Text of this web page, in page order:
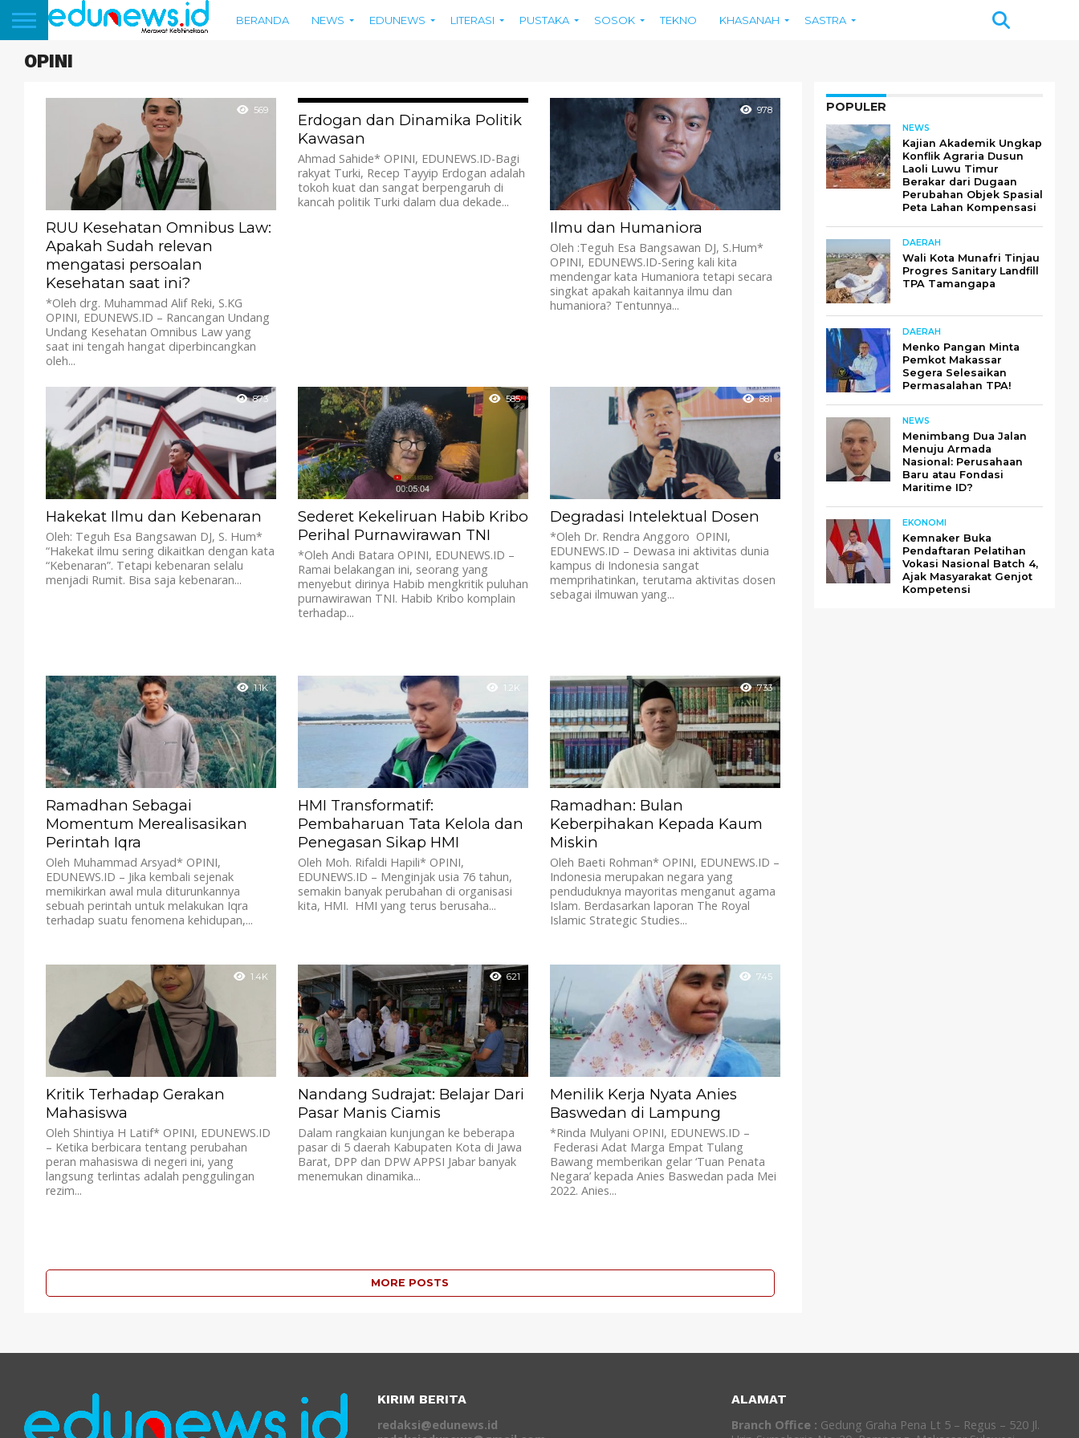
BERANDA NEWS EDUNEWS LITERASI PUSTAKA SOSOK TEKNO KHASANAH SASTRA
OPINI
569
RUU Kesehatan Omnibus Law:
Apakah Sudah relevan
mengatasi persoalan
Kesehatan saat ini?
*Oleh drg. Muhammad Alif Reki, S.KG
OPINI, EDUNEWS.ID – Rancangan Undang
Undang Kesehatan Omnibus Law yang
saat ini tengah hangat diperbincangkan
oleh...
Erdogan dan Dinamika Politik
Kawasan
Ahmad Sahide* OPINI, EDUNEWS.ID-Bagi
rakyat Turki, Recep Tayyip Erdogan adalah
tokoh kuat dan sangat berpengaruh di
kancah politik Turki dalam dua dekade...
978
Ilmu dan Humaniora
Oleh :Teguh Esa Bangsawan DJ, S.Hum*
OPINI, EDUNEWS.ID-Sering kali kita
mendengar kata Humaniora tetapi secara
singkat apakah kaitannya ilmu dan
humaniora? Tentunnya...
873
Hakekat Ilmu dan Kebenaran
Oleh: Teguh Esa Bangsawan DJ, S. Hum*
“Hakekat ilmu sering dikaitkan dengan kata
“Kebenaran”. Tetapi kebenaran selalu
menjadi Rumit. Bisa saja kebenaran...
585
Sederet Kekeliruan Habib Kribo
Perihal Purnawirawan TNI
*Oleh Andi Batara OPINI, EDUNEWS.ID –
Ramai belakangan ini, seorang yang
menyebut dirinya Habib mengkritik puluhan
purnawirawan TNI. Habib Kribo komplain
terhadap...
881
Degradasi Intelektual Dosen
*Oleh Dr. Rendra Anggoro OPINI,
EDUNEWS.ID – Dewasa ini aktivitas dunia
kampus di Indonesia sangat
memprihatinkan, terutama aktivitas dosen
sebagai ilmuwan yang...
1.1K
Ramadhan Sebagai
Momentum Merealisasikan
Perintah Iqra
Oleh Muhammad Arsyad* OPINI,
EDUNEWS.ID – Jika kembali sejenak
memikirkan awal mula diturunkannya
sebuah perintah untuk melakukan Iqra
terhadap suatu fenomena kehidupan,...
1.2K
HMI Transformatif:
Pembaharuan Tata Kelola dan
Penegasan Sikap HMI
Oleh Moh. Rifaldi Hapili* OPINI,
EDUNEWS.ID – Menginjak usia 76 tahun,
semakin banyak perubahan di organisasi
kita, HMI. HMI yang terus berusaha...
733
Ramadhan: Bulan
Keberpihakan Kepada Kaum
Miskin
Oleh Baeti Rohman* OPINI, EDUNEWS.ID –
Indonesia merupakan negara yang
penduduknya mayoritas menganut agama
Islam. Berdasarkan laporan The Royal
Islamic Strategic Studies...
1.4K
Kritik Terhadap Gerakan
Mahasiswa
Oleh Shintiya H Latif* OPINI, EDUNEWS.ID
– Ketika berbicara tentang perubahan
peran mahasiswa di negeri ini, yang
langsung terlintas adalah penggulingan
rezim...
621
Nandang Sudrajat: Belajar Dari
Pasar Manis Ciamis
Dalam rangkaian kunjungan ke beberapa
pasar di 5 daerah Kabupaten Kota di Jawa
Barat, DPP dan DPW APPSI Jabar banyak
menemukan dinamika...
745
Menilik Kerja Nyata Anies
Baswedan di Lampung
*Rinda Mulyani OPINI, EDUNEWS.ID –
Federasi Adat Marga Empat Tulang
Bawang memberikan gelar ‘Tuan Penata
Negara’ kepada Anies Baswedan pada Mei
2022. Anies...
MORE POSTS
POPULER
NEWS
Kajian Akademik Ungkap
Konflik Agraria Dusun
Laoli Luwu Timur
Berakar dari Dugaan
Perubahan Objek Spasial
Peta Lahan Kompensasi
DAERAH
Wali Kota Munafri Tinjau
Progres Sanitary Landfill
TPA Tamangapa
DAERAH
Menko Pangan Minta
Pemkot Makassar
Segera Selesaikan
Permasalahan TPA!
NEWS
Menimbang Dua Jalan
Menuju Armada
Nasional: Perusahaan
Baru atau Fondasi
Maritime ID?
EKONOMI
Kemnaker Buka
Pendaftaran Pelatihan
Vokasi Nasional Batch 4,
Ajak Masyarakat Genjot
Kompetensi
KIRIM BERITA
redaksi@edunews.id
ALAMAT
Branch Office : Gedung Graha Pena Lt 5 – Regus – 520 Jl.